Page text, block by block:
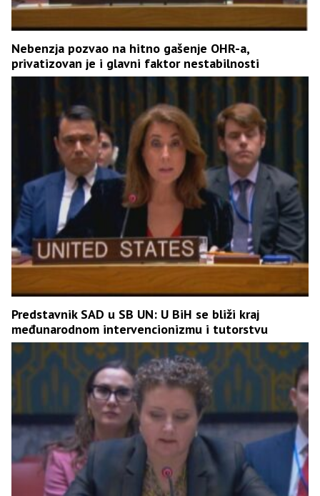
Nebenzja pozvao na hitno gašenje OHR-a,
privatizovan je i glavni faktor nestabilnosti
Predstavnik SAD u SB UN: U BiH se bliži kraj
međunarodnom intervencionizmu i tutorstvu